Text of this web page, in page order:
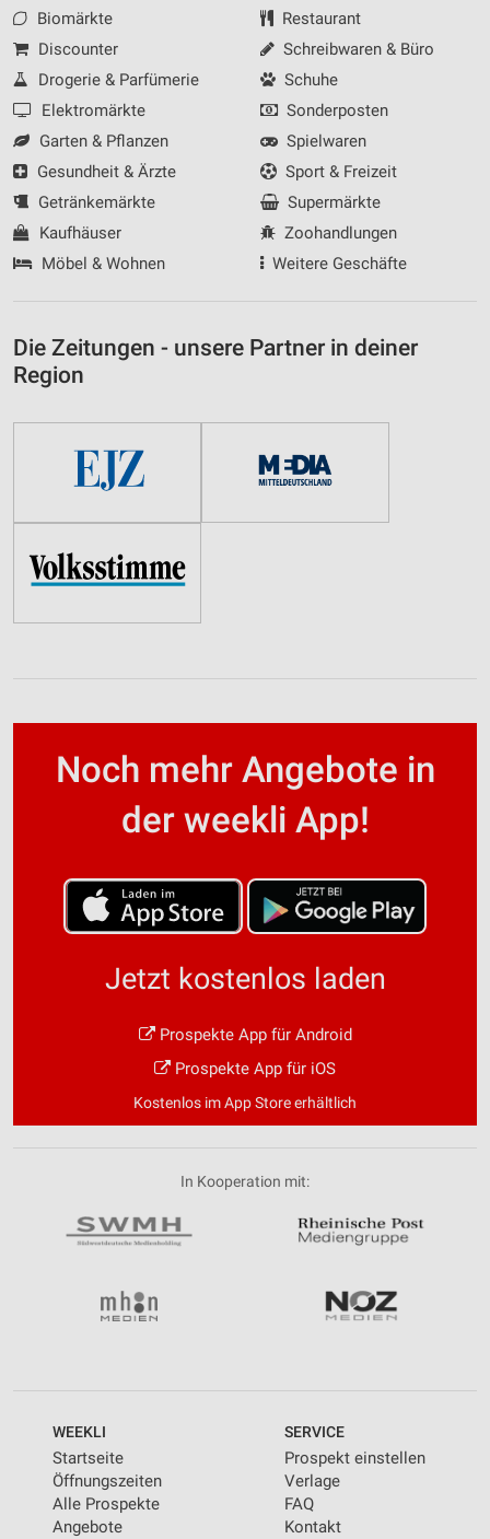
Biomärkte
Discounter
Drogerie & Parfümerie
Elektromärkte
Garten & Pflanzen
Gesundheit & Ärzte
Getränkemärkte
Kaufhäuser
Möbel & Wohnen
Restaurant
Schreibwaren & Büro
Schuhe
Sonderposten
Spielwaren
Sport & Freizeit
Supermärkte
Zoohandlungen
Weitere Geschäfte
Die Zeitungen - unsere Partner in deiner
Region
Noch mehr Angebote in
der weekli App!
Jetzt kostenlos laden
Prospekte App für Android
Prospekte App für iOS
Kostenlos im App Store erhältlich
In Kooperation mit:
WEEKLI
Startseite
Öffnungszeiten
Alle Prospekte
Angebote
SERVICE
Prospekt einstellen
Verlage
FAQ
Kontakt